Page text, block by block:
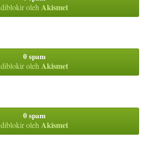
diblokir oleh Akismet
0 spam
diblokir olehAkismet
0 spam
diblokir oleh Akismet